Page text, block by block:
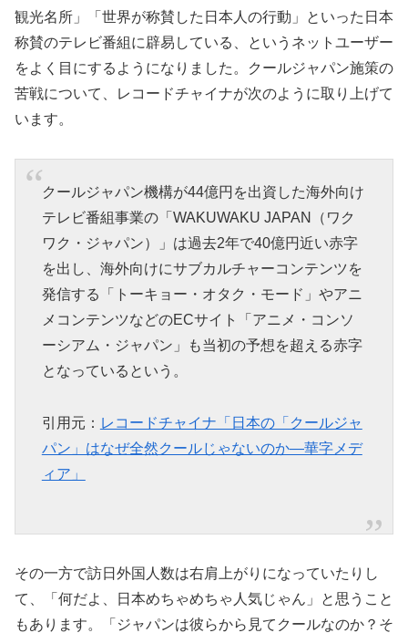
観光名所」「世界が称賛した日本人の行動」といった日本
称賛のテレビ番組に辟易している、というネットユーザー
をよく目にするようになりました。クールジャパン施策の
苦戦について、レコードチャイナが次のように取り上げて
います。
クールジャパン機構が44億円を出資した海外向け
テレビ番組事業の「WAKUWAKU JAPAN（ワク
ワク・ジャパン）」は過去2年で40億円近い赤字
を出し、海外向けにサブカルチャーコンテンツを
発信する「トーキョー・オタク・モード」やアニ
メコンテンツなどのECサイト「アニメ・コンソ
ーシアム・ジャパン」も当初の予想を超える赤字
となっているという。
引用元： レコードチャイナ「日本の「クールジャ
パン」はなぜ全然クールじゃないのか―華字メデ
ィア」
その一方で訪日外国人数は右肩上がりになっていたりし
て、「何だよ、日本めちゃめちゃ人気じゃん」と思うこと
もあります。「ジャパンは彼らから見てクールなのか？そ